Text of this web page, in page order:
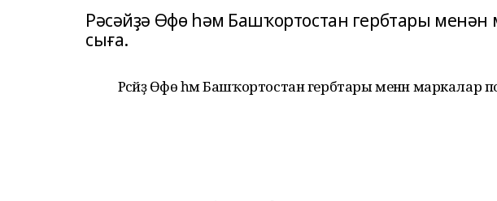
Рәсәйҙә Өфө һәм Башҡортостан гербтары
сыға.
Рәсәйҙә Өфө һәм Башҡортостан гербтары менән маркалар